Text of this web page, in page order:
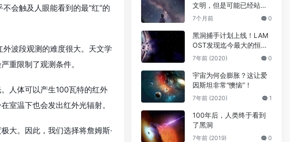
会触及人眼能看到的最“红”的
波段观测的难度很大。天文学
重限制了观测条件。
人体可以产生100瓦特的红外
室温下也会发出红外光辐射。
。因此，我们选择将詹姆斯·
文明，但是可能已经站在
生死线之前!
7个月前 0
黑洞捕手计划上线！LAM
OST发现迄今最大的恒星
级黑洞
7年前 (2020) 0
宇宙为何会膨胀？这让爱
因斯坦非常“懊恼”！
7年前 (2020) 1
100年后，人类终于看到
了黑洞
7年前 (2019) 0